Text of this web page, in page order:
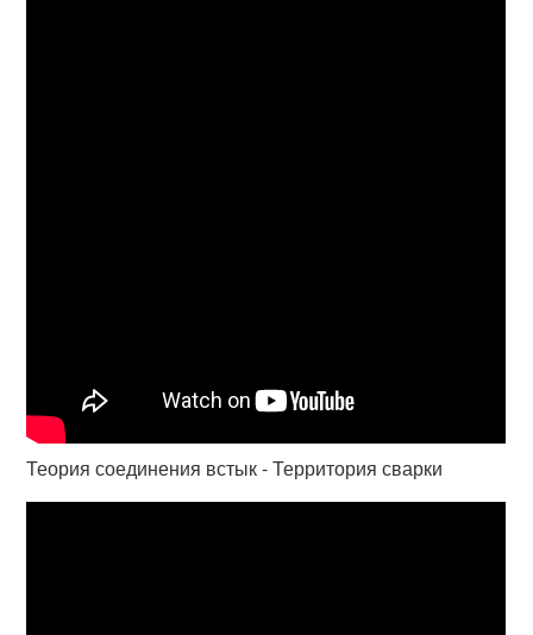
Теория соединения встык - Территория сварки